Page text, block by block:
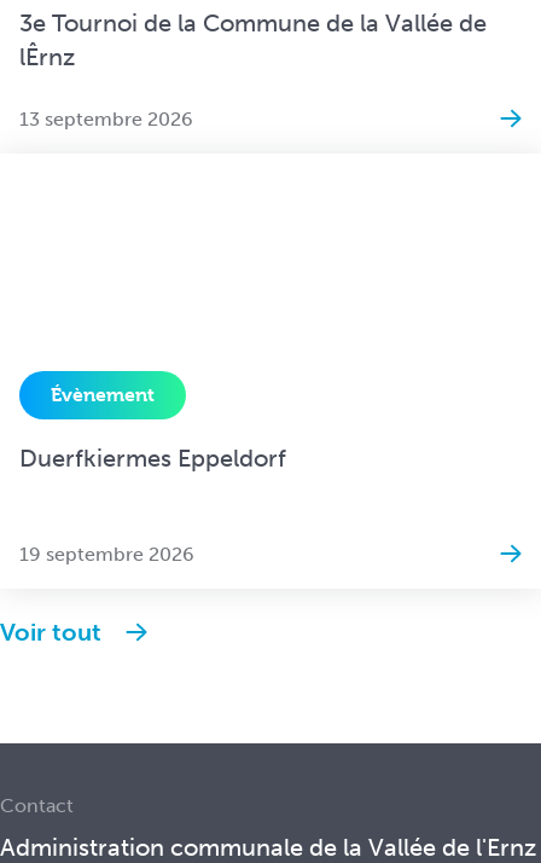
3e Tournoi de la Commune de la Vallée de
lÊrnz
13 septembre 2026
Évènement
Duerfkiermes Eppeldorf
19 septembre 2026
Voir tout
Contact
Administration communale de la Vallée de l'Ernz